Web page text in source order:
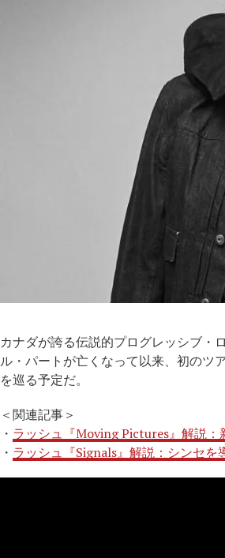
カナダが誇る伝説的プログレッシブ・
ル・パートが亡くなって以来、初のツ
を巡る予定だ。
＜関連記事＞
・ ラッシュ『Moving Pictures』解説：
・ ラッシュ『Signals』解説：シンセ